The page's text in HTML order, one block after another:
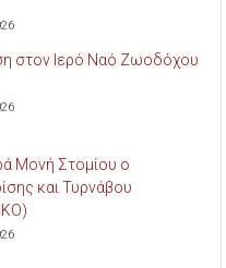
στον Ιερό Ναό Ζωοδόχου
Μονή Στομίου ο
και Τυρνάβου